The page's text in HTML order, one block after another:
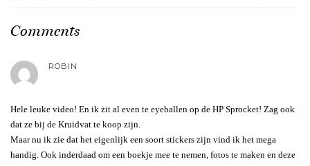
Comments
ROBIN
Hele leuke video! En ik zit al even te eyeballen op de HP Sprocket! Zag ook
dat ze bij de Kruidvat te koop zijn.
Maar nu ik zie dat het eigenlijk een soort stickers zijn vind ik het mega
handig. Ook inderdaad om een boekje mee te nemen, fotos te maken en deze